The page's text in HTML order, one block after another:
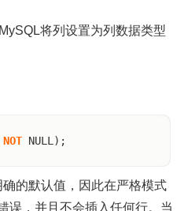
将列设置为列数据类型
NOT
确的默认值，因此在严格模式
误，并且不会插入任何行。当